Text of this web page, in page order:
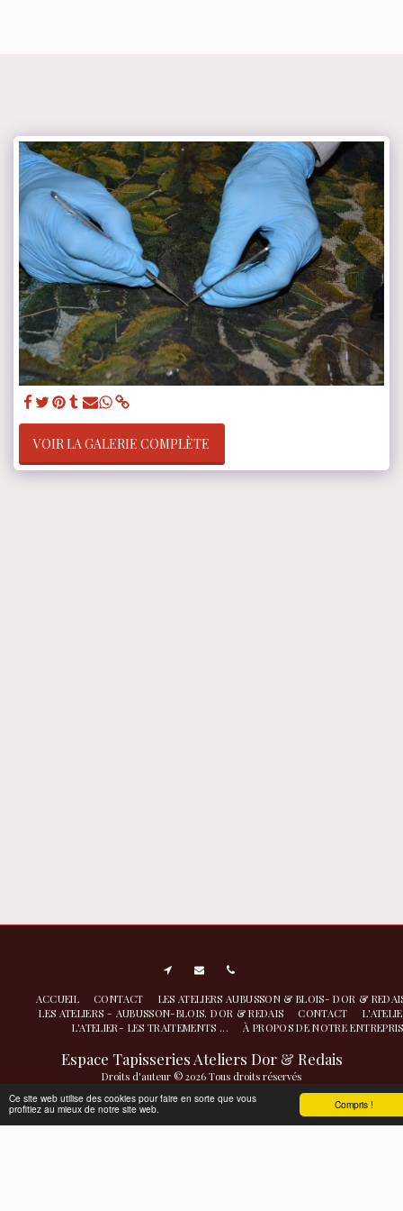
Compris !
Ce site web utilise des cookies pour faire en sorte que vous
profitiez au mieux de notre site web.
VOIR LA GALERIE COMPLÈTE
Espace Tapisseries Ateliers Dor & Redais
Droits d'auteur © 2026 Tous droits réservés
Atelier de nettoyage restauration- conservation à Aubusson |Politique de
Confidentialité
ACCUEIL CONTACT
LES ATELIERS AUBUSSON & BLOIS- DOR &
LES ATELIERS - AUBUSSON-BLOIS. DOR & REDAIS
CONTACT
L'ATELIER- LES TRAITEMENTS ...
À PROPOS DE NOTRE